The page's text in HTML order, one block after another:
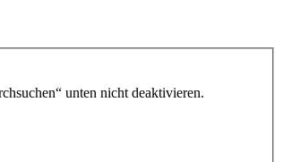
unten nicht deaktivieren.